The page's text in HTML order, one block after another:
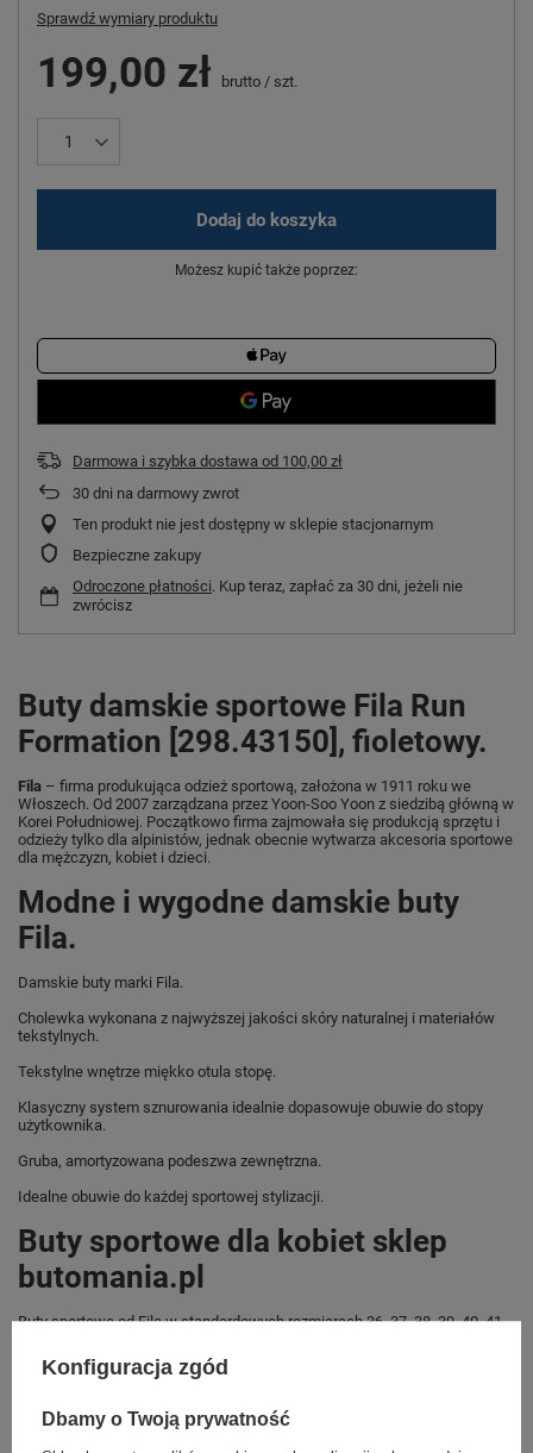
Sprawdź wymiary produktu
199,00 zł brutto / szt.
Dodaj do koszyka
Możesz kupić także poprzez:
Darmowa i szybka dostawa od 100,00 zł
30 dni na darmowy zwrot
Ten produkt nie jest dostępny w sklepie stacjonarnym
Bezpieczne zakupy
Odroczone płatności. Kup teraz, zapłać za 30 dni, jeżeli nie
zwrócisz
Buty damskie sportowe Fila Run
Formation [298.43150], fioletowy.
Fila – firma produkująca odzież sportową, założona w 1911 roku we
Włoszech. Od 2007 zarządzana przez Yoon-Soo Yoon z siedzibą główną w
Korei Południowej. Początkowo firma zajmowała się produkcją sprzętu i
odzieży tylko dla alpinistów, jednak obecnie wytwarza akcesoria sportowe
dla mężczyzn, kobiet i dzieci.
Modne i wygodne damskie buty
Fila.
Damskie buty marki Fila.
Cholewka wykonana z najwyższej jakości skóry naturalnej i materiałów
tekstylnych.
Tekstylne wnętrze miękko otula stopę.
Klasyczny system sznurowania idealnie dopasowuje obuwie do stopy
użytkownika.
Gruba, amortyzowana podeszwa zewnętrzna.
Idealne obuwie do każdej sportowej stylizacji.
Buty sportowe dla kobiet sklep
butomania.pl
Buty sportowe od Fila w standardowych rozmiarach 36, 37, 38, 39, 40, 41.
Zobacz jakie rozmiary są dostępne.
Twojej rodziny.
Kupując w naszym sklepie internetowym masz gwarancję, że towar jest
Konfiguracja zgód
Dbamy o Twoją prywatność